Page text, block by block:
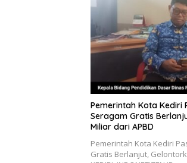
Pemerintah Kota Kediri
Seragam Gratis
Miliar dari APBD
Pemerintah Kota Kediri
Gratis Berlanjut,